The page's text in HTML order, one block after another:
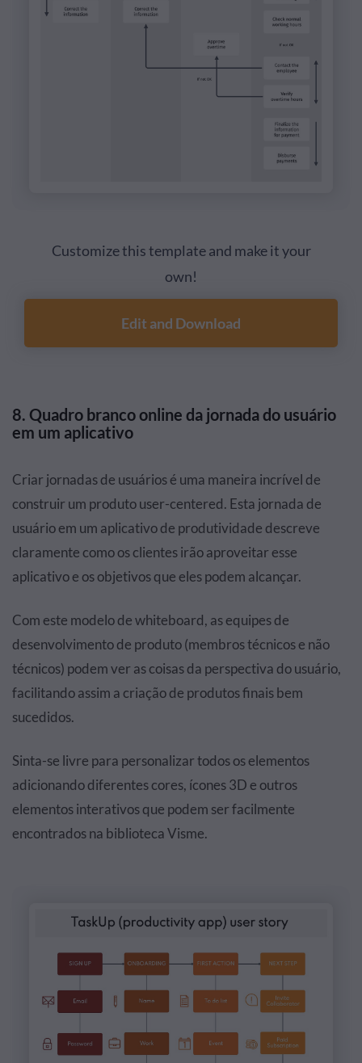
Customize this template and make it your
own!
Edit and Download
8. Quadro branco online da jornada do usuário
em um aplicativo
Criar jornadas de usuários é uma maneira incrível de
construir um produto user-centered. Esta jornada de
usuário em um aplicativo de produtividade descreve
claramente como os clientes irão aproveitar esse
aplicativo e os objetivos que eles podem alcançar.
Com este modelo de whiteboard, as equipes de
desenvolvimento de produto (membros técnicos e não
técnicos) podem ver as coisas da perspectiva do usuário,
facilitando assim a criação de produtos finais bem
sucedidos.
Sinta-se livre para personalizar todos os elementos
adicionando diferentes cores, ícones 3D e outros
elementos interativos que podem ser facilmente
encontrados na biblioteca Visme.